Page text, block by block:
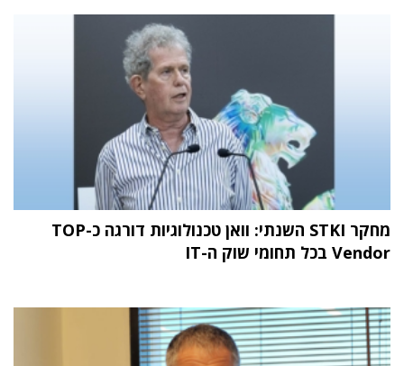
מחקר STKI השנתי: וואן טכנולוגיות דורגה כ-TOP
Vendor בכל תחומי שוק ה-IT